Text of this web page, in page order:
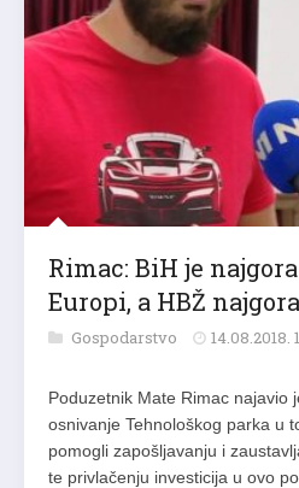
Rimac: BiH je
Europi, a HBŽ
Gospodarstvo 14.08.2018.
Poduzetnik Mate Rimac najavio
osnivanje Tehnološkog parka u
pomogli zapošljavanju i
te privlačenju investicija u ovo